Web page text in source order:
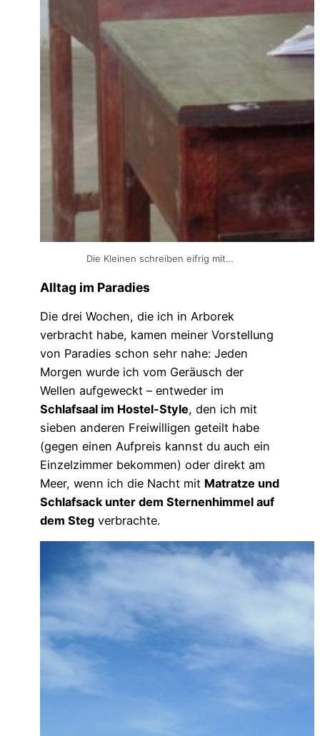
Die Kleinen schreiben eifrig mit…
Alltag im Paradies
Die drei Wochen, die ich in Arborek
verbracht habe, kamen meiner Vorstellung
von Paradies schon sehr nahe: Jeden
Morgen wurde ich vom Geräusch der
Wellen aufgeweckt – entweder im
Schlafsaal im Hostel-Style, den ich mit
sieben anderen Freiwilligen geteilt habe
(gegen einen Aufpreis kannst du auch ein
Einzelzimmer bekommen) oder direkt am
Meer, wenn ich die Nacht mit Matratze und
Schlafsack unter dem Sternenhimmel auf
dem Steg verbrachte.